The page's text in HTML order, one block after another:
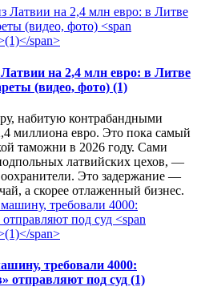
на 2,4 млн евро: в Литве
(видео, фото) (1)
набитую контрабандными
миллиона евро. Это пока самый
таможни в 2026 году. Сами
латвийских цехов, —
Это задержание —
а скорее отлаженный бизнес.
требовали 4000:
отправляют под суд (1)